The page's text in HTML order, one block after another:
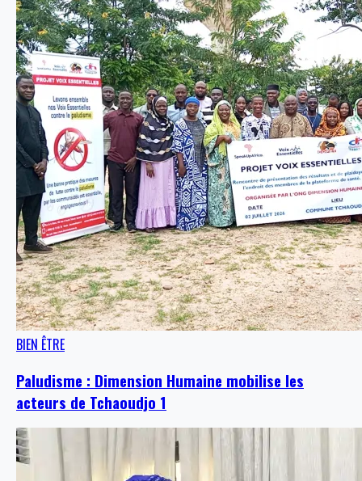
BIEN ÊTRE
Paludisme : Dimension Humaine mobilise les
acteurs de Tchaoudjo 1